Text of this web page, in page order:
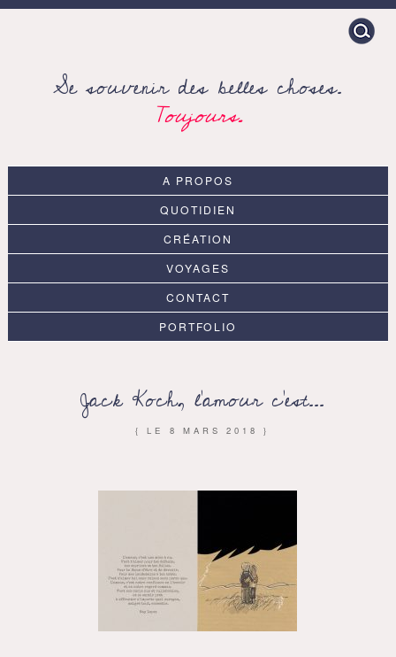
Search
for:
Se souvenir des belles choses.
Toujours.
A PROPOS
QUOTIDIEN
CRÉATION
VOYAGES
CONTACT
PORTFOLIO
Jack Koch, l’amour c’est…
{ LE 8 MARS 2018 }